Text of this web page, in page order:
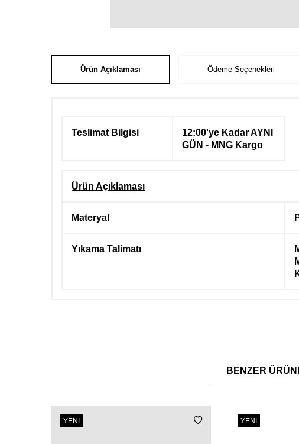
Ürün Açıklaması Ödeme Seçenekleri
Teslimat Bilgisi
12:00'ye Kadar AYNI
GÜN - MNG Kargo
Ürün Açıklaması
Materyal
Yıkama Talimatı
BENZER
YENI YENI